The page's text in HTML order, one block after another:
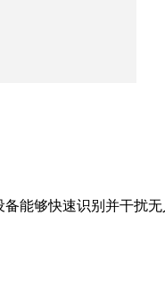
能够快速识别并干扰